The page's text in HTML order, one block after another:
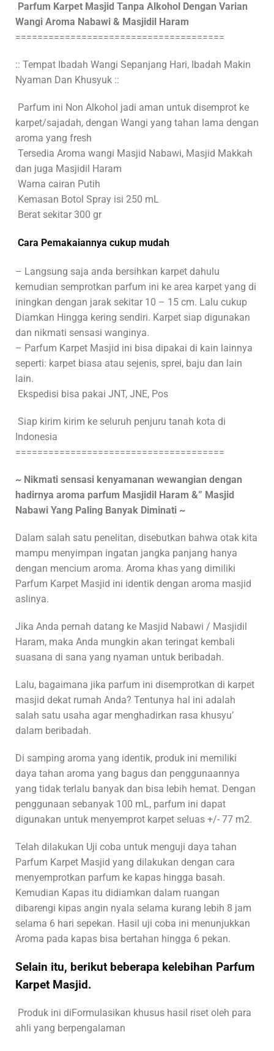
Parfum Karpet Masjid Tanpa Alkohol Dengan Varian
Wangi Aroma Nabawi & Masjidil Haram
======================================
:: Tempat Ibadah Wangi Sepanjang Hari, Ibadah Makin
Nyaman Dan Khusyuk ::
Parfum ini Non Alkohol jadi aman untuk disemprot ke
karpet/sajadah, dengan Wangi yang tahan lama dengan
aroma yang fresh
Tersedia Aroma wangi Masjid Nabawi, Masjid Makkah
dan juga Masjidil Haram
Warna cairan Putih
Kemasan Botol Spray isi 250 mL
Berat sekitar 300 gr
Cara Pemakaiannya cukup mudah
– Langsung saja anda bersihkan karpet dahulu
kemudian semprotkan parfum ini ke area karpet yang di
iningkan dengan jarak sekitar 10 – 15 cm. Lalu cukup
Diamkan Hingga kering sendiri. Karpet siap digunakan
dan nikmati sensasi wanginya.
– Parfum Karpet Masjid ini bisa dipakai di kain lainnya
seperti: karpet biasa atau sejenis, sprei, baju dan lain
lain.
Ekspedisi bisa pakai JNT, JNE, Pos
Siap kirim kirim ke seluruh penjuru tanah kota di
Indonesia
======================================
~ Nikmati sensasi kenyamanan wewangian dengan
hadirnya aroma parfum Masjidil Haram &” Masjid
Nabawi Yang Paling Banyak Diminati ~
Dalam salah satu penelitan, disebutkan bahwa otak kita
mampu menyimpan ingatan jangka panjang hanya
dengan mencium aroma. Aroma khas yang dimiliki
Parfum Karpet Masjid ini identik dengan aroma masjid
aslinya.
Jika Anda pernah datang ke Masjid Nabawi / Masjidil
Haram, maka Anda mungkin akan teringat kembali
suasana di sana yang nyaman untuk beribadah.
Lalu, bagaimana jika parfum ini disemprotkan di karpet
masjid dekat rumah Anda? Tentunya hal ini adalah
salah satu usaha agar menghadirkan rasa khusyu’
dalam beribadah.
Di samping aroma yang identik, produk ini memiliki
daya tahan aroma yang bagus dan penggunaannya
yang tidak terlalu banyak dan bisa lebih hemat. Dengan
penggunaan sebanyak 100 mL, parfum ini dapat
digunakan untuk menyemprot karpet seluas +/- 77 m2.
Telah dilakukan Uji coba untuk menguji daya tahan
Parfum Karpet Masjid yang dilakukan dengan cara
menyemprotkan parfum ke kapas hingga basah.
Kemudian Kapas itu didiamkan dalam ruangan
dibarengi kipas angin nyala selama kurang lebih 8 jam
selama 6 hari sepekan. Hasil uji coba ini menunjukkan
Aroma pada kapas bisa bertahan hingga 6 pekan.
Selain itu, berikut beberapa kelebihan Parfum
Karpet Masjid.
Produk ini diFormulasikan khusus hasil riset oleh para
ahli yang berpengalaman